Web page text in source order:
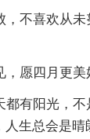
不喜欢从未
愿四月更美
有阳光，不
人生总会是